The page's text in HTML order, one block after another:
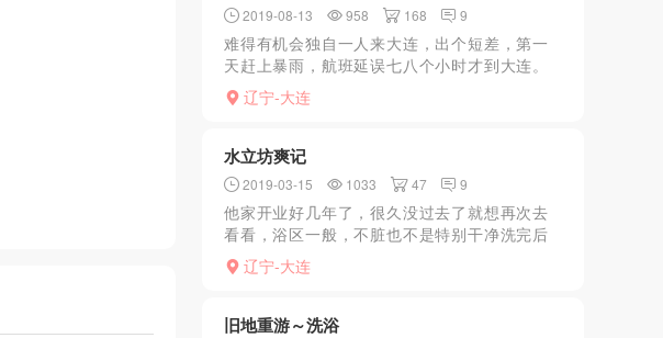
2019-08-13 958 168 9
难得有机会独自一人来大连，出个短差，第一
天赶上暴雨，航班延误七八个小时才到大连。
到了酒店办好入住，安顿好已经半夜一点多
了，虽然我知道这个可能是夜场的黄金时间，
辽宁-大连
水立坊爽记
2019-03-15 1033 47 9
他家开业好几年了，很久没过去了就想再次去
看看，浴区一般，不脏也不是特别干净洗完后
上二楼，直接进休息大厅，躺椅很舒服，还有
电视盒子自己选东西看。后面坐了一排妹子，
辽宁-大连
旧地重游～洗浴